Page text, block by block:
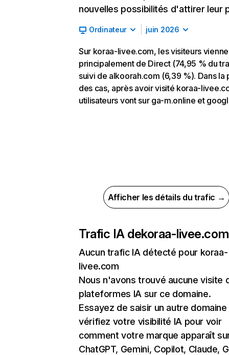
nouvelles possibilités d'attirer leur
Ordinateur juin 2026
Sur koraa-livee.com, les visiteurs
principalement de Direct (74,95 % du
suivi de alkoorah.com (6,39 %). Dans la
des cas, après avoir visité koraa-
utilisateurs vont sur ga-m.online et
Afficher les détails du trafic →
Trafic IA dekoraa-livee.com
Aucun trafic IA détecté pour koraa-
livee.com
Nous n'avons trouvé aucune visite
plateformes IA sur ce domaine.
Essayez de saisir un autre domaine
vérifiez votre visibilité IA pour voir
comment votre marque apparaît
ChatGPT, Gemini, Copilot, Claude,